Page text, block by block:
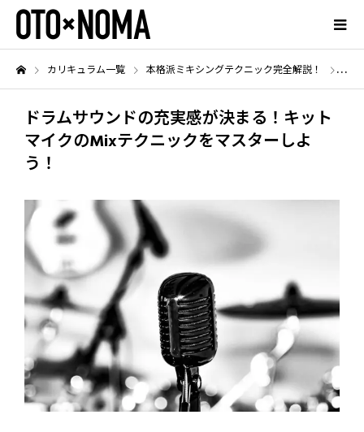
カリキュラム一覧 本格派ミキシングテクニック完全解説！ ドラ
ドラムサウンドの充実感が決まる！キット
マイクのMixテクニックをマスターしよ
う！